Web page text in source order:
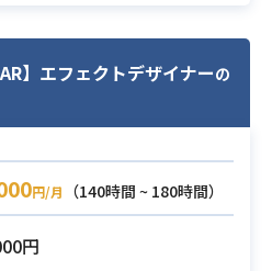
す。
い内容につきましては面談
せていただきます。
ションゲームに携わった経
】エフェクトデザイナーの
円/月
（140時間 ~ 180時間）
円